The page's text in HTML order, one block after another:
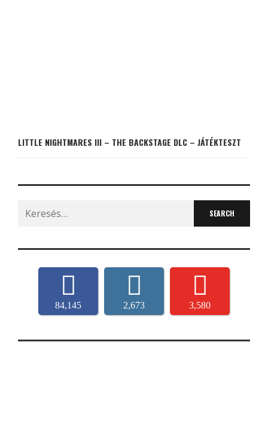
LITTLE NIGHTMARES III – THE BACKSTAGE DLC – JÁTÉKTESZT
Search
for:
84,145 2,673 3,580